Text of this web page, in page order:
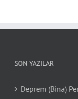
SON YAZILAR
Deprem (Bina)